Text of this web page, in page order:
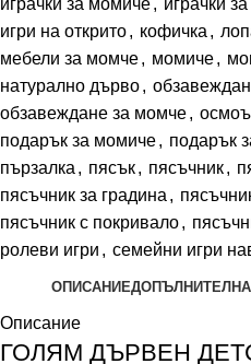
играчки за момиче, играчки
игри на открито, кофичка ,
мебели за момче, момиче,
натурално дърво,
обзавеждане за момче,
подарък за момиче, подарък
пързалка , пясък, пясъчник,
пясъчник за градина ,
пясъчник с покривало,
ролеви игри , семейни игри
ОПИСАНИЕ
Описание
ГОЛЯМ ДЪРВЕН